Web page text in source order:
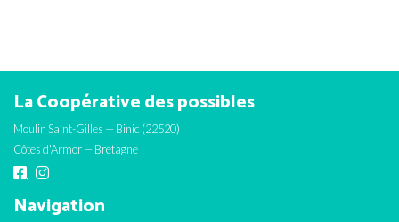
La Coopérative des possibles
Moulin Saint-Gilles — Binic (22520)
Côtes d'Armor — Bretagne
Navigation